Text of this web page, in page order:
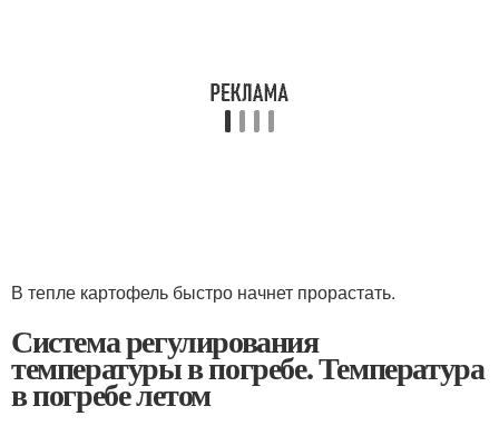
В тепле картофель быстро начнет прорастать.
Система регулирования
температуры в погребе. Температура
в погребе летом